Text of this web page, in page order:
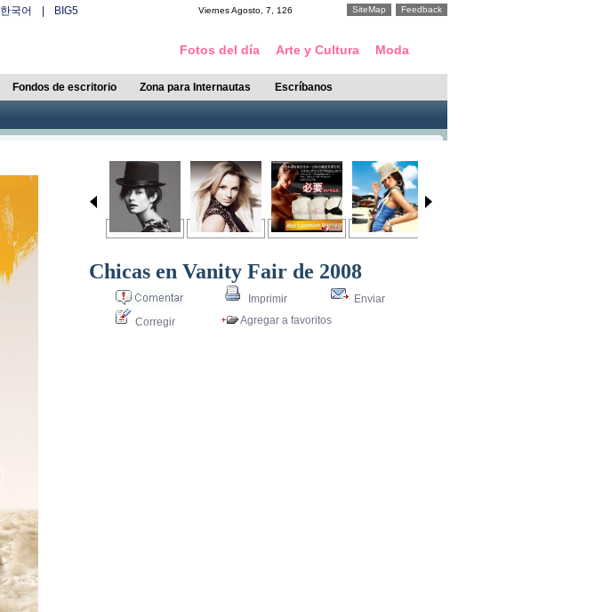
한국어 BIG5 Feedback
SiteMap
ViernesAgosto, 7 126
Fotos del día Arte y Cultura Moda
Fondos de escritorio Zona para Internautas Escríbanos
Chicas en Vanity Fair de 2008
Imprimir
Enviar
Corregir
Agregar a favoritos